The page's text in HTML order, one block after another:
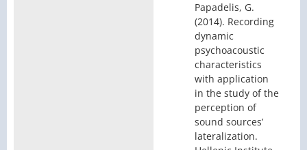
Papadelis, G.
(2014). Recording
dynamic
psychoacoustic
characteristics
with application
in the study of the
perception of
sound sources’
lateralization.